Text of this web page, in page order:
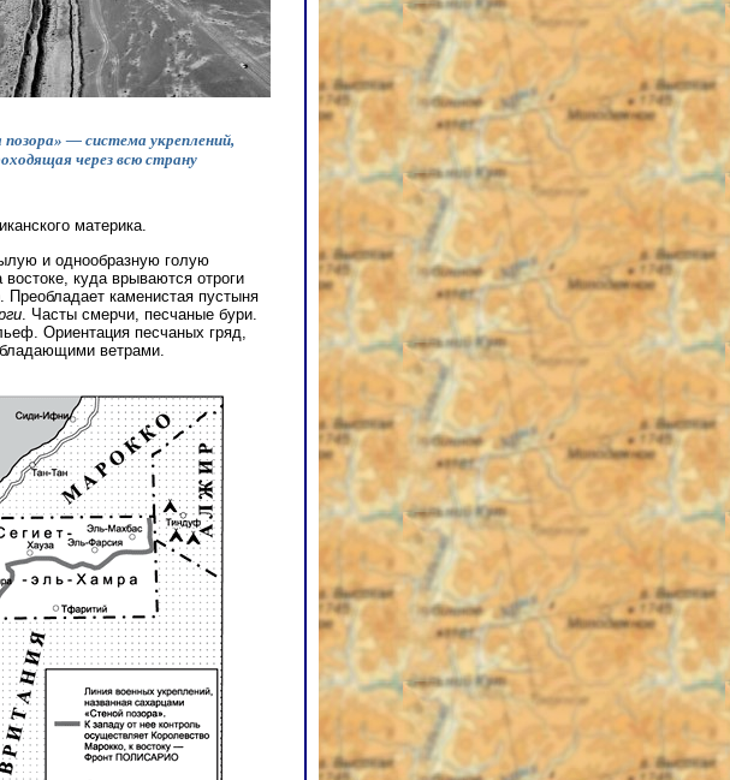
— система укреплений,
через всю страну
материка.
и однообразную голую
куда врываются отроги
Преобладает каменистая пустыня
. Часты смерчи, песчаные бури.
Ориентация песчаных гряд,
ветрами.